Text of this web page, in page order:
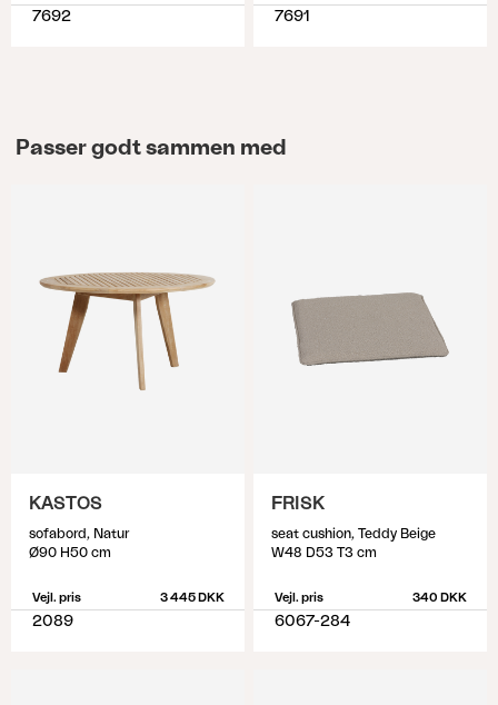
7692 7691
Passer godt sammen med
KASTOS
sofabord, Natur
Ø90 H50 cm
Vejl. pris 3 445 DKK
2089
FRISK
seat cushion, Teddy Beige
W48 D53 T3 cm
Vejl. pris 340 DKK
6067-284